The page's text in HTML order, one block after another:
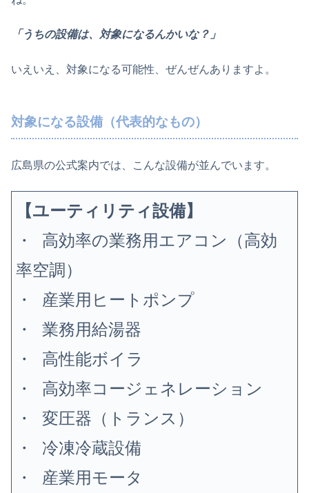
「うちの設備は、対象になるんかいな？」
いえいえ、対象になる可能性、ぜんぜんありますよ。
対象になる設備（代表的なもの）
広島県の公式案内では、こんな設備が並んでいます。
【ユーティリティ設備】
・ 高効率の業務用エアコン（高効
率空調）
・ 産業用ヒートポンプ
・ 業務用給湯器
・ 高性能ボイラ
・ 高効率コージェネレーション
・ 変圧器（トランス）
・ 冷凍冷蔵設備
・ 産業用モータ